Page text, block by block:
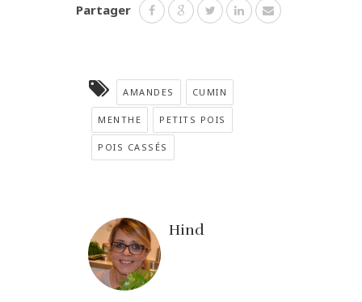
Partager
AMANDES CUMIN
MENTHE PETITS POIS
POIS CASSÉS
Hind